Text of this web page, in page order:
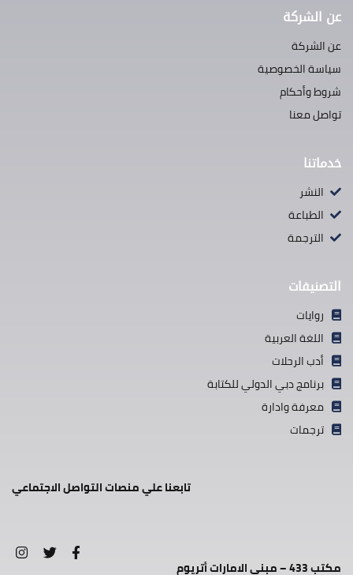
عن الشركة
عن الشركة
سياسة الخصوصية
شروط وأحكام
تواصل معنا
خدماتنا
النشر
الطباعة
الترجمة
التصنيفات
روايات
اللغة العربية
أدب الرحلات
برنامج دبي الدولي للكتابة
معرفة وادارة
ترجمات
تابعنا علي منصات التواصل الاجتماعي
مكتب 433 – مبنى الامارات أتريوم